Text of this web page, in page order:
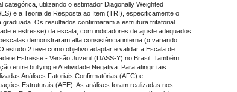
categórica, utilizando o estimador Diagonally Weighted
e a Teoria de Resposta ao Item (TRI), especificamente o
graduada. Os resultados confirmaram a estrutura trifatorial
e estresse) da escala, com indicadores de ajuste adequados
demonstraram alta consistência interna (α variando
estudo 2 teve como objetivo adaptar e validar a Escala de
e Estresse - Versão Juvenil (DASS-Y) no Brasil. Também
entre bullying e Afetividade Negativa. Para atingir tais
Análises Fatoriais Confirmatórias (AFC) e
Estruturais (AEE). As análises foram realizadas nos